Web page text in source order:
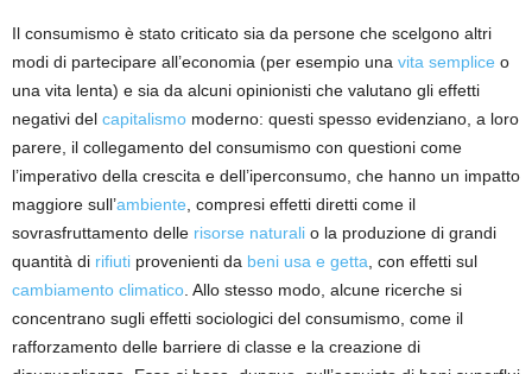
Il consumismo è stato criticato sia da persone che scelgono altri
modi di partecipare all’economia (per esempio una vita semplice o
una vita lenta) e sia da alcuni opinionisti che valutano gli effetti
negativi del capitalismo moderno: questi spesso evidenziano, a loro
parere, il collegamento del consumismo con questioni come
l’imperativo della crescita e dell’iperconsumo, che hanno un impatto
maggiore sull’ambiente, compresi effetti diretti come il
sovrasfruttamento delle risorse naturali o la produzione di grandi
quantità di rifiuti provenienti da beni usa e getta, con effetti sul
cambiamento climatico. Allo stesso modo, alcune ricerche si
concentrano sugli effetti sociologici del consumismo, come il
rafforzamento delle barriere di classe e la creazione di